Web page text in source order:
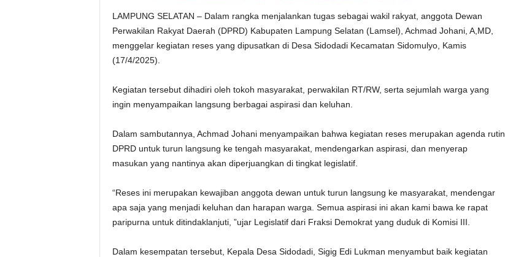
LAMPUNG SELATAN – Dalam rangka menjalankan tugas sebagai wakil rakyat, anggota Dewan
Perwakilan Rakyat Daerah (DPRD) Kabupaten Lampung Selatan (Lamsel), Achmad Johani, A,MD,
menggelar kegiatan reses yang dipusatkan di Desa Sidodadi Kecamatan Sidomulyo, Kamis
(17/4/2025).
Kegiatan tersebut dihadiri oleh tokoh masyarakat, perwakilan RT/RW, serta sejumlah warga yang
ingin menyampaikan langsung berbagai aspirasi dan keluhan.
Dalam sambutannya, Achmad Johani menyampaikan bahwa kegiatan reses merupakan agenda rutin
DPRD untuk turun langsung ke tengah masyarakat, mendengarkan aspirasi, dan menyerap
masukan yang nantinya akan diperjuangkan di tingkat legislatif.
“Reses ini merupakan kewajiban anggota dewan untuk turun langsung ke masyarakat, mendengar
apa saja yang menjadi keluhan dan harapan warga. Semua aspirasi ini akan kami bawa ke rapat
paripurna untuk ditindaklanjuti, ”ujar Legislatif dari Fraksi Demokrat yang duduk di Komisi III.
Dalam kesempatan tersebut, Kepala Desa Sidodadi, Sigig Edi Lukman menyambut baik kegiatan